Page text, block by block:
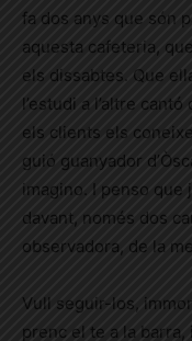
fa dos anys que són
aquesta cafeteria,
els dissabtes. Que
l’estudi a l’altre
els clients els
guió guanyador
imagino. I penso que
davant, només dos
observadora, de la
Vull seguir-los,
prenc el te a la